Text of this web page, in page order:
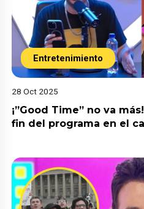
Entretenimiento
28 Oct 2025
¡”Good Time” no va
fin del programa en el